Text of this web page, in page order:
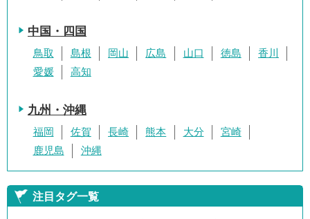
中国・四国
鳥取 島根 岡山 広島 山口 徳島
香川
愛媛
高知
九州・沖縄
福岡 佐賀 長崎 熊本 大分
宮崎
鹿児島
沖縄
注目タグ一覧